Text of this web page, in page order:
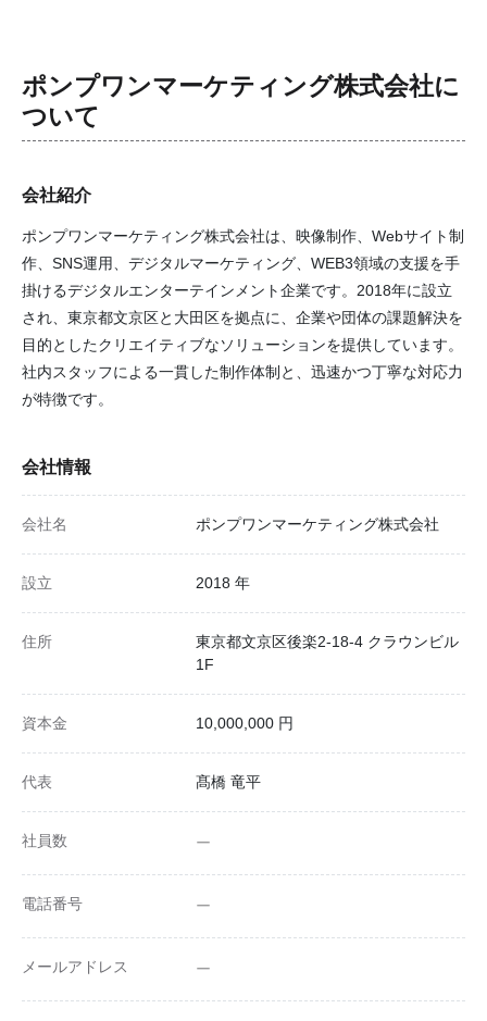
ポンプワンマーケティング株式会社に
ついて
会社紹介
ポンプワンマーケティング株式会社は、映像制作、Webサイト制
作、SNS運用、デジタルマーケティング、WEB3領域の支援を手
掛けるデジタルエンターテインメント企業です。2018年に設立
され、東京都文京区と大田区を拠点に、企業や団体の課題解決を
目的としたクリエイティブなソリューションを提供しています。
社内スタッフによる一貫した制作体制と、迅速かつ丁寧な対応力
が特徴です。
会社情報
会社名 ポンプワンマーケティング株式会社
設立 2018 年
住所
東京都文京区後楽2-18-4 クラウンビル
1F
資本金 10,000,000 円
代表 髙橋 竜平
社員数 ー
電話番号 ー
メールアドレス ー